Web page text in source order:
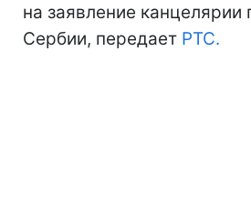
на заявление канцелярии
Сербии, передает РТС.